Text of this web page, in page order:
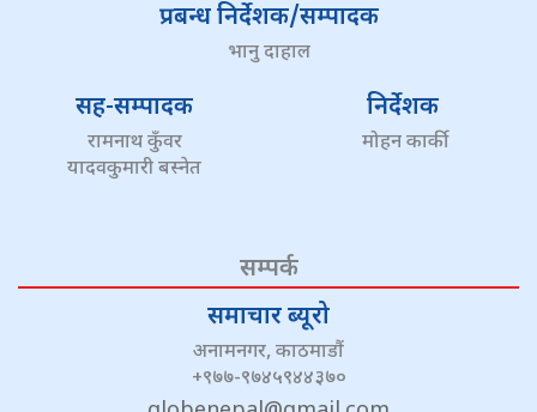
प्रबन्ध निर्देशक/सम्पादक
भानु दाहाल
सह-सम्पादक
रामनाथ कुँवर
यादवकुमारी बस्नेत
निर्देशक
मोहन कार्की
सम्पर्क
समाचार ब्यूरो
अनामनगर, काठमाडौं
+९७७-९७४५९४४३७०